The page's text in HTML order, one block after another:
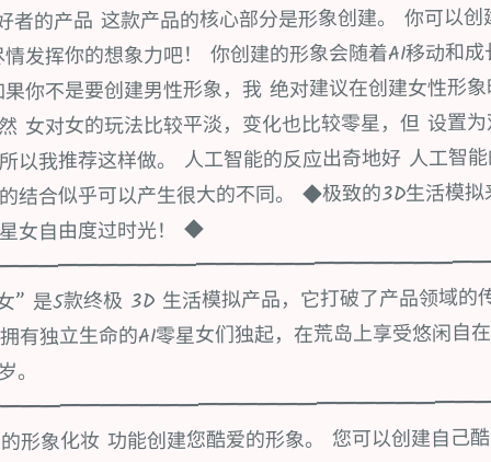
者的产品 这款产品的核心部分是形象创建。 你可以
发挥你的想象力吧！ 你创建的形象会随着AI移动和
你不是要创建男性形象，我 绝对建议在创建女性形
女对女的玩法比较平淡，变化也比较零星，但 设置
以我推荐这样做。 人工智能的反应出奇地好 人工智
结合似乎可以产生很大的不同。 ◆极致的3D生活模
女自由度过时光！ ◆
” 是5款终极 3D 生活模拟产品，它打破了产品领域的
有独立生命的AI零星女们独起，在荒岛上享受悠闲自
。
形象化妆 功能创建您酷爱的形象。 您可以创建自己